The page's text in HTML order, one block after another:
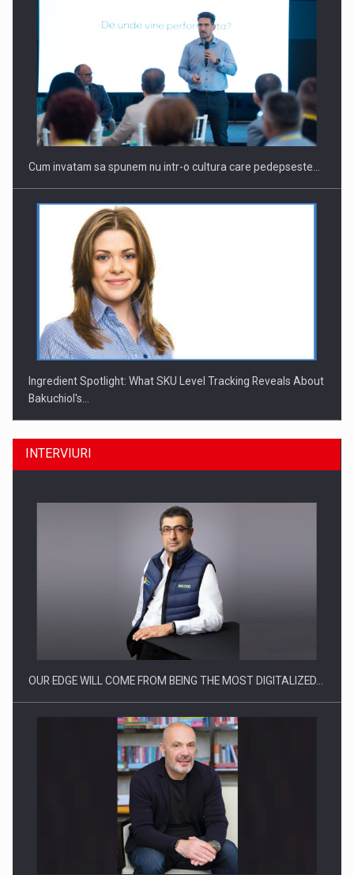
Webinar - Business Evolution-RETHINK STRATEGY-Finantare
Investitii Digitalizare
Cum invatam sa spunem nu intr-o cultura care pedepseste…
Ingredient Spotlight: What SKU Level Tracking Reveals About
Bakuchiol's…
Producatorii si comerciantii care nu se supun noilor
Proteinmaxxing and the Future of Protein Demand
INTERVIURI
OUR EDGE WILL COME FROM BEING THE MOST DIGITALIZED…